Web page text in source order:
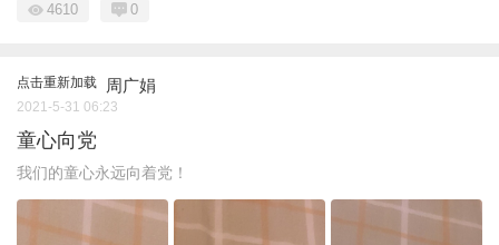
4610 0
点击重新加载 周广娟
2021-5-31 06:23
童心向党
我们的童心永远向着党！